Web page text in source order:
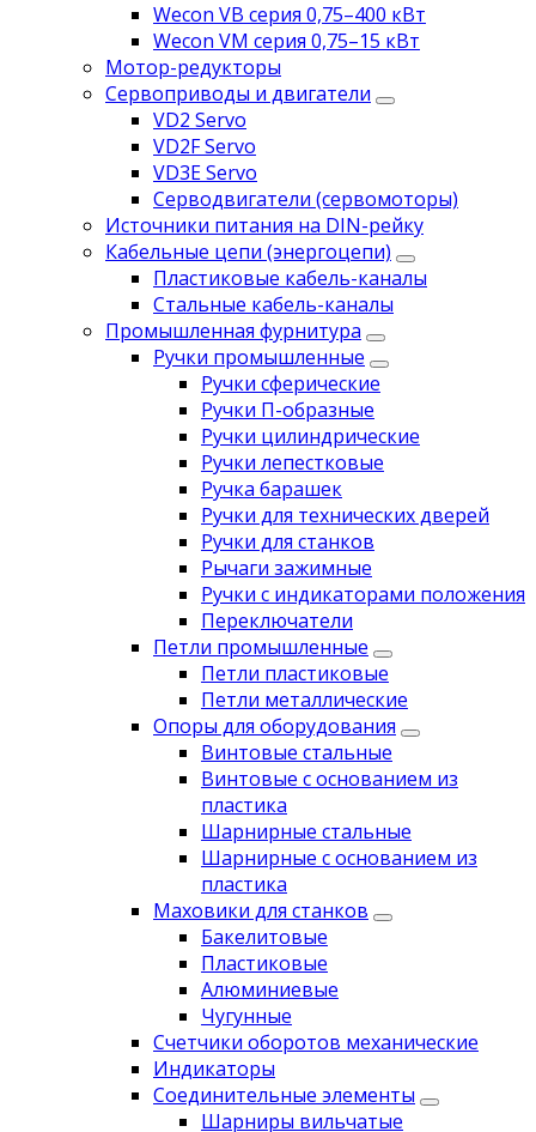
Wecon VB серия 0,75–400 кВт
Wecon VM серия 0,75–15 кВт
Мотор-редукторы
Сервоприводы и двигатели
VD2 Servo
VD2F Servo
VD3E Servo
Серводвигатели (сервомоторы)
Источники питания на DIN-рейку
Кабельные цепи (энергоцепи)
Пластиковые кабель-каналы
Стальные кабель-каналы
Промышленная фурнитура
Ручки промышленные
Ручки сферические
Ручки П-образные
Ручки цилиндрические
Ручки лепестковые
Ручка барашек
Ручки для технических дверей
Ручки для станков
Рычаги зажимные
Ручки с индикаторами положения
Переключатели
Петли промышленные
Петли пластиковые
Петли металлические
Опоры для оборудования
Винтовые стальные
Винтовые с основанием из
пластика
Шарнирные стальные
Шарнирные с основанием из
пластика
Маховики для станков
Бакелитовые
Пластиковые
Алюминиевые
Чугунные
Счетчики оборотов механические
Индикаторы
Соединительные элементы
Шарниры вильчатые